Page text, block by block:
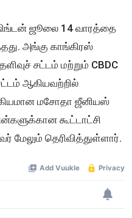
ஜூலை 14 வாரத்தை
அங்கு காங்கிரஸ்
சட்டம் மற்றும் CBDC
ஆகியவற்றில்
மசோதா ஜீனியஸ்
கூட்டாட்சி
மேலும் தெரிவித்துள்ளார்.